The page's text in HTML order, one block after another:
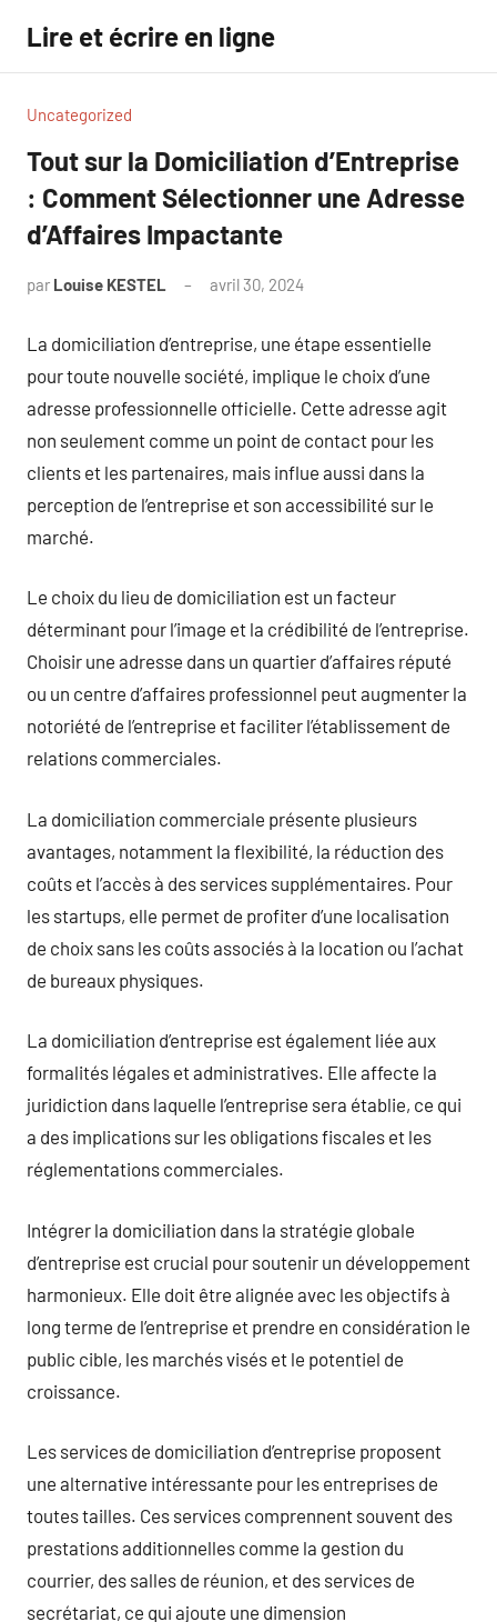
contenu
Lire et écrire en ligne
Uncategorized
Tout sur la Domiciliation d’Entreprise
: Comment Sélectionner une Adresse
d’Affaires Impactante
par Louise KESTEL avril 30, 2024
La domiciliation d’entreprise, une étape essentielle
pour toute nouvelle société, implique le choix d’une
adresse professionnelle officielle. Cette adresse agit
non seulement comme un point de contact pour les
clients et les partenaires, mais influe aussi dans la
perception de l’entreprise et son accessibilité sur le
marché.
Le choix du lieu de domiciliation est un facteur
déterminant pour l’image et la crédibilité de l’entreprise.
Choisir une adresse dans un quartier d’affaires réputé
ou un centre d’affaires professionnel peut augmenter la
notoriété de l’entreprise et faciliter l’établissement de
relations commerciales.
La domiciliation commerciale présente plusieurs
avantages, notamment la flexibilité, la réduction des
coûts et l’accès à des services supplémentaires. Pour
les startups, elle permet de profiter d’une localisation
de choix sans les coûts associés à la location ou l’achat
de bureaux physiques.
La domiciliation d’entreprise est également liée aux
formalités légales et administratives. Elle affecte la
juridiction dans laquelle l’entreprise sera établie, ce qui
a des implications sur les obligations fiscales et les
réglementations commerciales.
Intégrer la domiciliation dans la stratégie globale
d’entreprise est crucial pour soutenir un développement
harmonieux. Elle doit être alignée avec les objectifs à
long terme de l’entreprise et prendre en considération le
public cible, les marchés visés et le potentiel de
croissance.
Les services de domiciliation d’entreprise proposent
une alternative intéressante pour les entreprises de
toutes tailles. Ces services comprennent souvent des
prestations additionnelles comme la gestion du
courrier, des salles de réunion, et des services de
secrétariat, ce qui ajoute une dimension